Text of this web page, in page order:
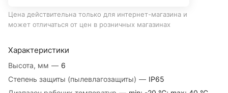
Характеристики
Высота, мм — 6
Степень защиты (пылевлагозащиты) — IP65
Цена действительна только для интернет-магазина и
может отличаться от цен в розничных магазинах